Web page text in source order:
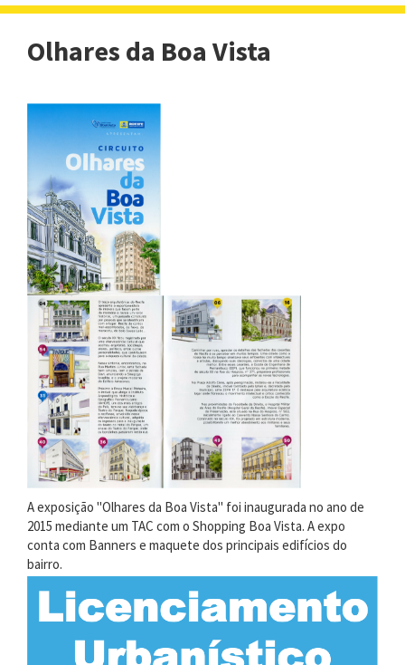
Olhares da Boa Vista
A exposição "Olhares da Boa Vista" foi inaugurada no ano de
2015 mediante um TAC com o Shopping Boa Vista. A expo
conta com Banners e maquete dos principais edifícios do
bairro.